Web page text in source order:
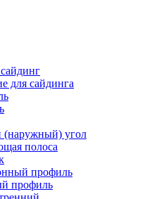
для сайдинга
угол
полоса
профиль
профиль